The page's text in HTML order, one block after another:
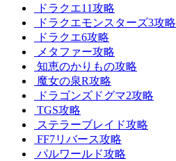
ドラクエ11攻略
ドラクエモンスターズ3攻略
ドラクエ6攻略
メタファー攻略
知恵のかりもの攻略
魔女の泉R攻略
ドラゴンズドグマ2攻略
TGS攻略
ステラーブレイド攻略
FF7リバース攻略
パルワールド攻略